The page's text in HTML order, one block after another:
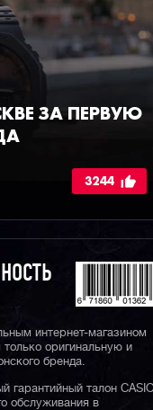
ЗА ПЕРВУЮ
3244
интернет-магазином
оригинальную и
бренда.
гарантийный талон
обслуживания в